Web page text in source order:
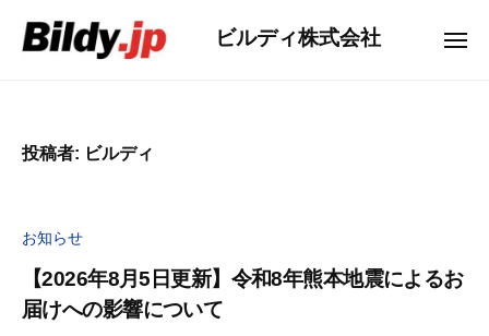
ビルディ株式会社
コ
ー
ト
ト
メ
投稿者: ビルディ
お知らせ
【2026年8月5日更新】令和8年熊本地震によるお
届けへの影響について